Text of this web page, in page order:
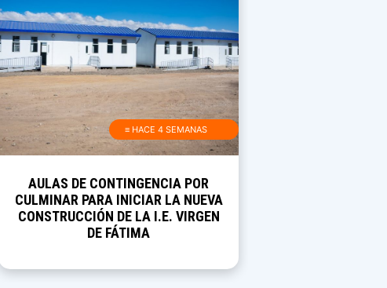
≡ HACE 4 SEMANAS
AULAS DE CONTINGENCIA POR
CULMINAR PARA INICIAR LA NUEVA
CONSTRUCCIÓN DE LA I.E. VIRGEN
DE FÁTIMA